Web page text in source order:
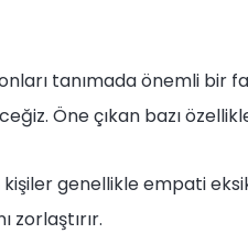
tanımada önemli bir
Öne çıkan bazı
genellikle empati
zorlaştırır.